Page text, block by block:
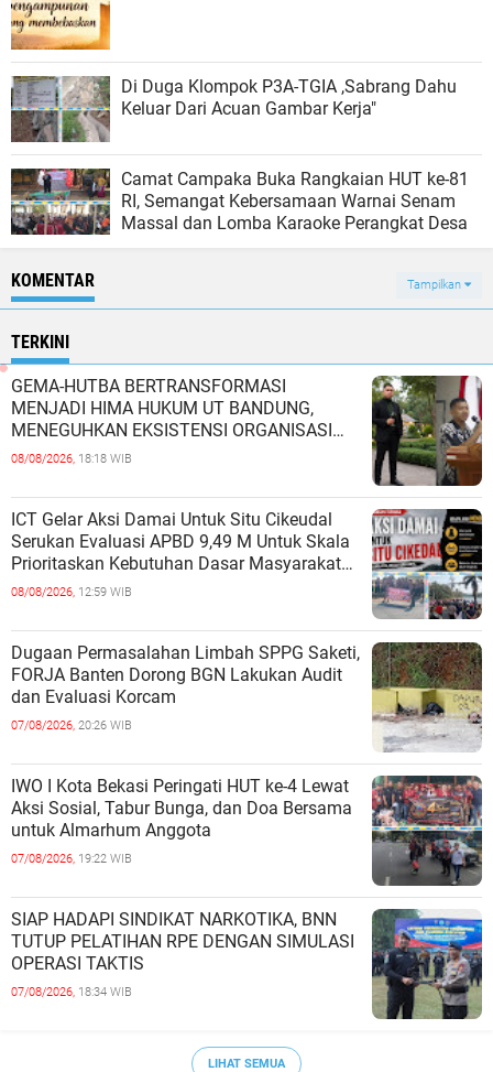
Di Duga Klompok P3A-TGIA ,Sabrang Dahu
Keluar Dari Acuan Gambar Kerja"
Camat Campaka Buka Rangkaian HUT ke-81
RI, Semangat Kebersamaan Warnai Senam
Massal dan Lomba Karaoke Perangkat Desa
KOMENTAR Tampilkan
TERKINI
GEMA-HUTBA BERTRANSFORMASI
MENJADI HIMA HUKUM UT BANDUNG,
MENEGUHKAN EKSISTENSI ORGANISASI
MAHASISWA HUKUM UNIVERSITAS
08/08/2026, 18:18 WIB
ICT Gelar Aksi Damai Untuk Situ Cikeudal
Serukan Evaluasi APBD 9,49 M Untuk Skala
Prioritaskan Kebutuhan Dasar Masyarakat
Belum Saat nya Butuh Kawasa
08/08/2026, 12:59 WIB
Dugaan Permasalahan Limbah SPPG Saketi,
FORJA Banten Dorong BGN Lakukan Audit
dan Evaluasi Korcam
07/08/2026, 20:26 WIB
IWO I Kota Bekasi Peringati HUT ke-4 Lewat
Aksi Sosial, Tabur Bunga, dan Doa Bersama
untuk Almarhum Anggota
07/08/2026, 19:22 WIB
SIAP HADAPI SINDIKAT NARKOTIKA, BNN
TUTUP PELATIHAN RPE DENGAN SIMULASI
OPERASI TAKTIS
07/08/2026, 18:34 WIB
LIHAT SEMUA